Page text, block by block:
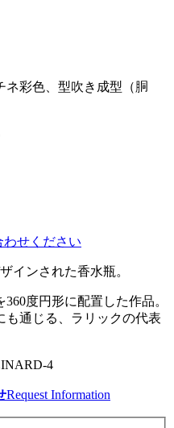
ネ彩色、型吹き成型（胴
せください
インされた香水瓶。
度円形に配置した作品。
も通じる、ラリックの代表
4
Request Information